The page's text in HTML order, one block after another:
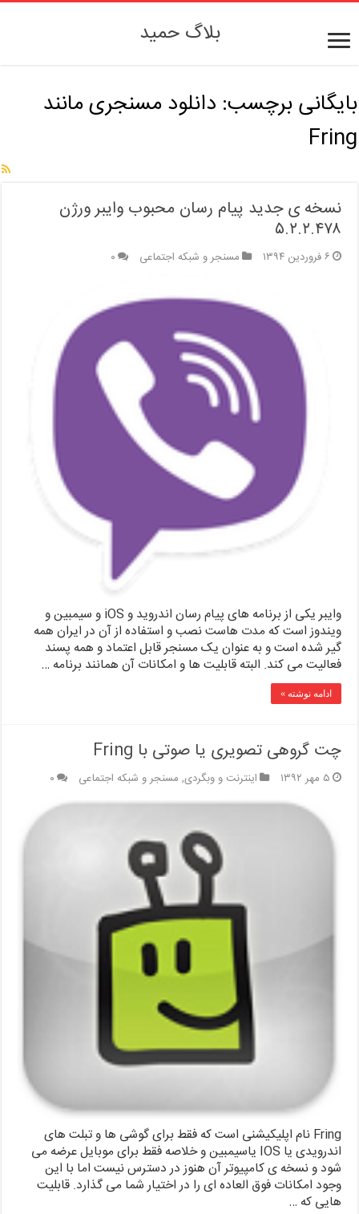
بلاگ حمید
بایگانی برچسب: دانلود مسنجری مانند
Fring
نسخه ی جدید پیام رسان محبوب وایبر ورژن
۵.۲.۲.۴۷۸
۶ فروردین ۱۳۹۴ مسنجر و شبکه اجتماعی ۰
وایبر یکی از برنامه های پیام رسان اندروید و iOS و سیمبین و
ویندوز است که مدت هاست نصب و استفاده از آن در ایران همه
گیر شده است و به عنوان یک مسنجر قابل اعتماد و همه پسند
فعالیت می کند. البته قابلیت ها و امکانات آن همانند برنامه …
ادامه نوشته »
چت گروهی تصویری یا صوتی با Fring
۵ مهر ۱۳۹۲ اینترنت و وبگردی, مسنجر و شبکه اجتماعی ۰
Fring نام اپلیکیشنی است که فقط برای گوشی ها و تبلت های
اندرویدی یا IOS یاسیمبین و خلاصه فقط برای موبایل عرضه می
شود و نسخه ی کامپیوتر آن هنوز در دسترس نیست اما با این
وجود امکانات فوق العاده ای را در اختیار شما می گذارد. قابلیت
هایی که …